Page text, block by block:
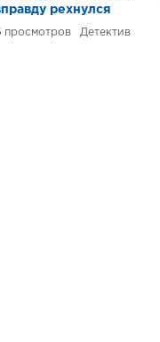
рехнулся
Детектив